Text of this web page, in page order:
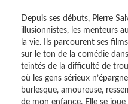
Depuis ses débuts, Pierre
illusionnistes, les menteurs
la vie. Ils parcourent ses
sur le ton de la comédie
teintés de la difficulté de
où les gens sérieux
burlesque, amoureuse,
de mon enfance. Elle se